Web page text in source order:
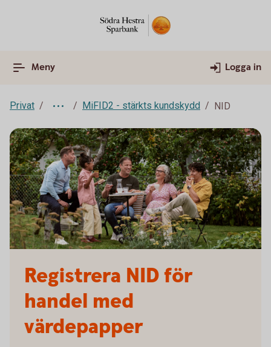
Meny Logga in
Privat MiFID2 - stärkts kundskydd NID
Registrera NID för
handel med
värdepapper